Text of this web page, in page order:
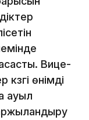
Вице-
өнімді
ауыл